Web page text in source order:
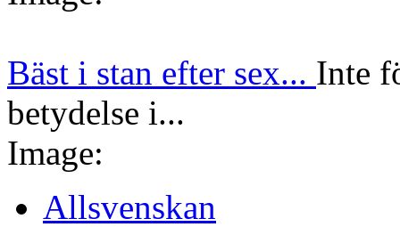
Bäst i stan efter sex... Inte
betydelse i...
Image:
Allsvenskan